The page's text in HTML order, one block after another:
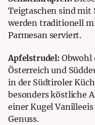
Teigtaschen sind mit
werden traditionell
Parmesan serviert.
Apfelstrudel: Obwohl
Österreich und
in der Südtiroler
besonders köstliche
einer Kugel
Genuss.